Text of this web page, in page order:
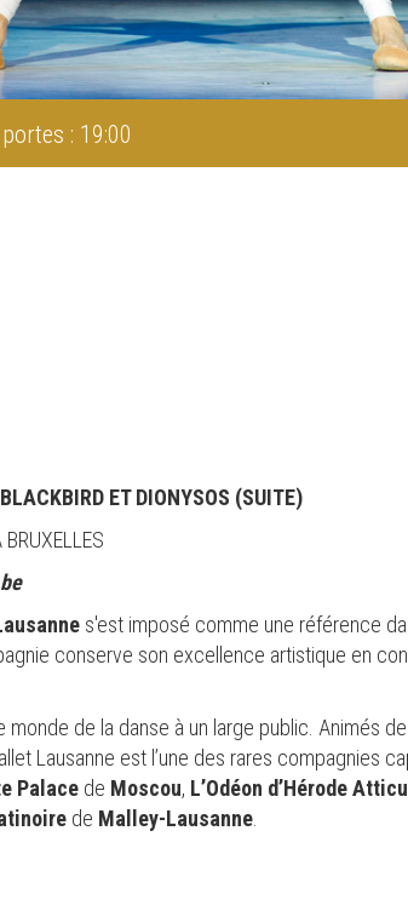
: 19:00
ET DIONYSOS (SUITE)
s'est imposé comme une référence
conserve son excellence artistique en
monde de la danse à un large public. Animés
Lausanne est l’une des rares compagnies
Palace de Moscou, L’Odéon d’Hérode
de Malley-Lausanne